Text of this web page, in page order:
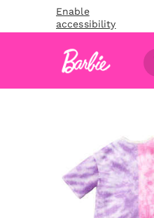
Enable
accessibility